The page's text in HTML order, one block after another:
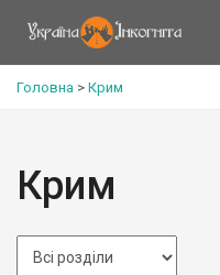
Головна > Крим
Крим